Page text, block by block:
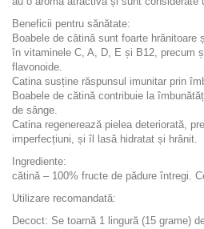
Beneficii pentru sănătate:
Boabele de cătină sunt foarte hrănitoare
în vitaminele C, A, D, E și B12, precum
flavonoide.
Catina susține răspunsul imunitar prin
Boabele de cătină contribuie la
de sânge.
Catina regenerează pielea deteriorată,
imperfecțiuni, și îl lasă hidratat și hrănit.
Ingrediente:
cătină – 100% fructe de pădure întregi.
Utilizare recomandată:
Decoct: Se toarnă 1 lingură (15 grame)